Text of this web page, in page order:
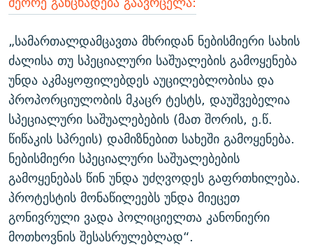
„სამართალდამცავთა მხრიდან ნებისმიერი სახის
ძალისა თუ სპეციალური საშუალების გამოყენება
უნდა აკმაყოფილებდეს აუცილებლობისა და
პროპორციულობის მკაცრ ტესტს, დაუშვებელია
სპეციალური საშუალებების (მათ შორის, ე.წ.
წიწაკის სპრეის) დამიზნებით სახეში გამოყენება.
ნებისმიერი სპეციალური საშუალებების
გამოყენებას წინ უნდა უძღვოდეს გაფრთხილება.
პროტესტის მონაწილეებს უნდა მიეცეთ
გონივრული ვადა პოლიციელთა კანონიერი
მოთხოვნის შესასრულებლად“.